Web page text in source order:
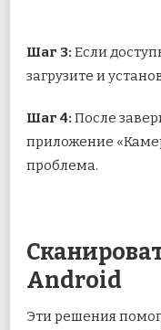
Шаг 3: Если
загрузите и
Шаг 4: После
приложение
проблема.
Android
Эти решения